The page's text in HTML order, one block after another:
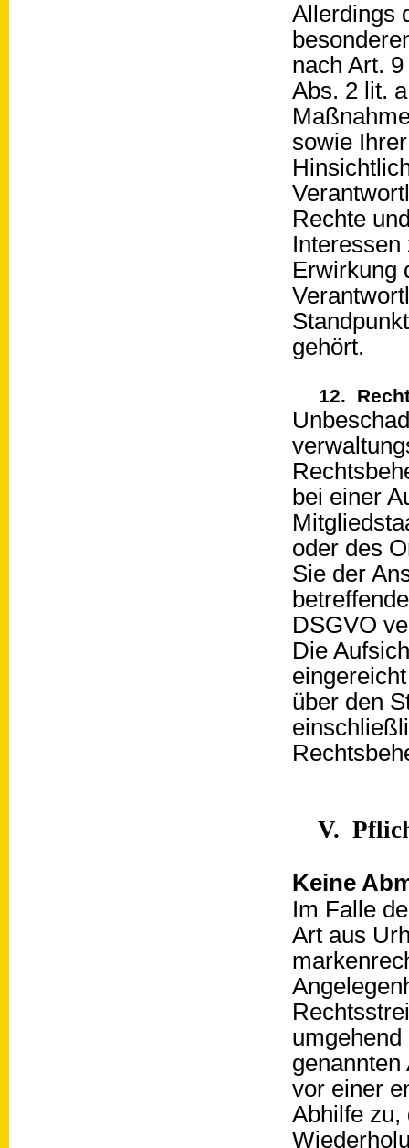
Allerdings
nach Art.
Abs. 2 lit.
sowie
Rechte
Erwirkung
gehört.
12.
bei einer
oder des
Sie der
DSGVO
Die
über den
V.
Keine
Im Falle
Art aus
vor einer
Abhilfe zu,